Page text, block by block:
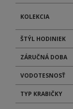
KOLEKCIA
ŠTÝL HODINIEK
ZÁRUČNÁ DOBA
VODOTESNOSŤ
TYP KRABIČKY